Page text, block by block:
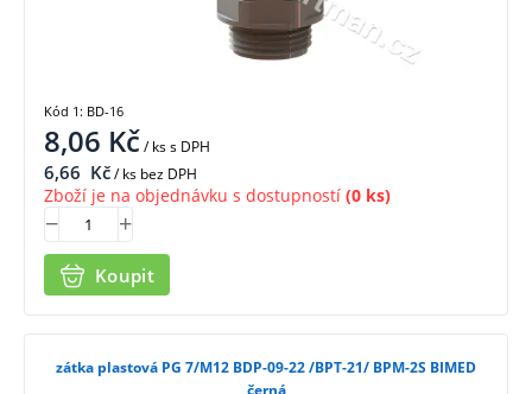
8,06 Kč/ kss DPH
6,66 Kč/ ks bez DPH
Zboží je na objednávku s dostupností (0 ks)
Koupit
Kód 1: BD-16
zátka plastová PG 7/M12 BDP-09-22 /BPT-21/ BPM-2S BIMED
černá